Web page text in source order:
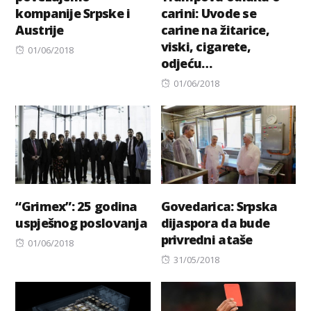
kompanije Srpske i
Austrije
Posted
01/06/2018
carini: Uvode se
carine na žitarice,
viski, cigarete,
odjeću…
Posted
01/06/2018
“Grimex”: 25 godina
uspješnog poslovanja
Posted
01/06/2018
Govedarica: Srpska
dijaspora da bude
privredni ataše
Posted
31/05/2018